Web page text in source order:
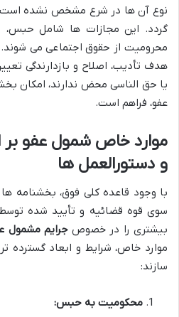
نوع آن ها در شرع مشخص نشده است
گردد. این مجازات ها شامل حبس،
محرومیت از حقوق اجتماعی می شوند.
هدف تأدیب، اصلاح و بازدارندگی
یا حق الناسی محض ندارند، امکان
عفو، فراهم است.
موارد خاص شمول عفو
و دستورالعمل ها
با وجود قاعده کلی فوق، بخشنامه
سوی قوه قضائیه و تأیید شده
بیشتری را در خصوصجرایم مشمول
موارد خاص، شرایط و ابعاد گسترده
سازند:
محکومیت به حبس: